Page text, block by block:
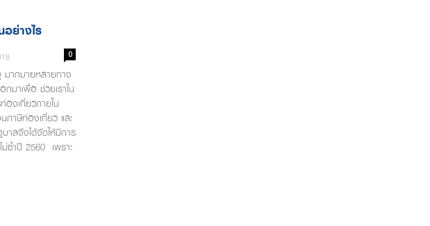
รไม่เกิน 3 คน
ย่างไร
0
มากมายหลายทาง
มาเพื่อ ช่วยเราใน
องเที่ยวภายใน
าษีท่องเที่ยว และ
าลจึงได้จัดให้มีการ
ซ้ำปี 2560 เพราะ
องเที่ยวในปีนี้มี
างไร มาตรการ
ฐบาลได้จัดให้